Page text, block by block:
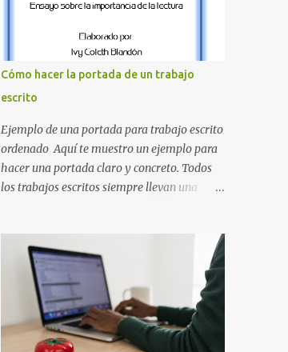
la Q ¿Qué incluye este bloque de letras? En
imágenes individuales en alta resolución de
las siguientes letras: Letras vibrantes : La J y
la M en el clásico rojo de la gorra de Mario.
Tonos azules : La K y la Ñ , que destacan por
su diseño limpio y audaz. Colores
secundarios : La L y la Q en amarillo
brillante, junto con la N y la P en un verde
inspirado en los niveles de los juegos.
carac...
Cómo hacer la portada de un trabajo
escrito
Ejemplo de una portada para trabajo escrito
ordenado Aquí te muestro un ejemplo para
hacer una portada claro y concreto. Todos
los trabajos escritos siempre llevan una
portada con todos los datos que se necesitan
para presentar durante todo tu ciclo escolar.
Y si tienes amigos también puedes
compartir el enlace de este artículo para que
así como a ti también ellos se puedan guiar
con esta explicación. Los datos esenciales